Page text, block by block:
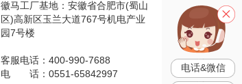
徽马工厂基地：安徽省合肥市(蜀山
区)高新区玉兰大道767号机电产业
园7号楼
客服电话：400-990-7688
电 话：0551-65842997
电话&微信